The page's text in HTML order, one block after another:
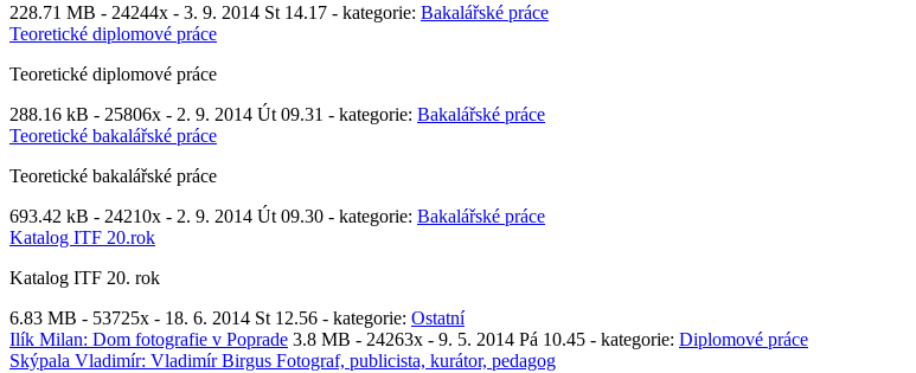
228.71 MB - 24244x - 3. 9. 2014 St 14.17 - kategorie: Bakalářské práce
Teoretické diplomové práce
Teoretické diplomové práce
288.16 kB - 25806x - 2. 9. 2014 Út 09.31 - kategorie: Bakalářské práce
Teoretické bakalářské práce
Teoretické bakalářské práce
693.42 kB - 24210x - 2. 9. 2014 Út 09.30 - kategorie: Bakalářské práce
Katalog ITF 20.rok
Katalog ITF 20. rok
6.83 MB - 53725x - 18. 6. 2014 St 12.56 - kategorie: Ostatní
Ilík Milan: Dom fotografie v Poprade 3.8 MB - 24263x - 9. 5. 2014 Pá 10.45 - kategorie: Diplomové práce
Skýpala Vladimír: Vladimír Birgus Fotograf, publicista, kurátor, pedagog